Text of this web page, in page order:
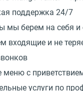
поддержка 24/7
мы берем на себя
входящие и не
меню с
услуги по